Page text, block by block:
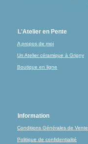
L'Atelier en Pente
A propos de moi
Un Atelier céramique à Grigny
Boutique en ligne
Information
Conditions Générales de Vente
Politique de confidentialité